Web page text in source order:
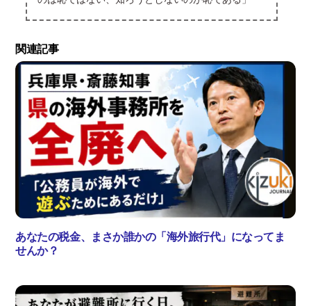
関連記事
あなたの税金、まさか誰かの「海外旅行代」になってま
せんか？